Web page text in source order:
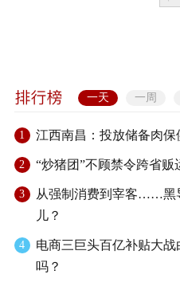
一天 一周
1 江西南昌：投放储备肉保
2 “炒猪团”不顾禁令跨省
3
从强制消费到宰客……黑
儿？
4
电商三巨头百亿补贴大
吗？